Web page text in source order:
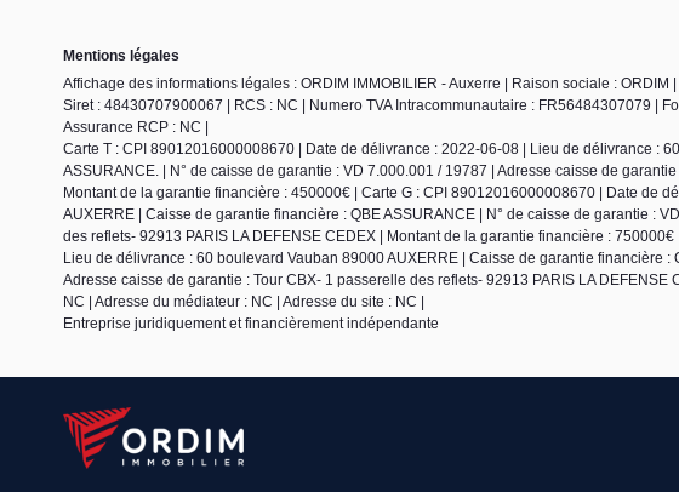
Mentions légales
Affichage des informations légales : ORDIM IMMOBILIER - Auxerre | Raison sociale :
Siret : 48430707900067 | RCS : NC | Numero TVA Intracommunautaire : FR56484307079 |
Assurance RCP : NC |
Carte T : CPI 89012016000008670 | Date de délivrance : 2022-06-08 | Lieu de délivrance :
ASSURANCE. | N° de caisse de garantie : VD 7.000.001 / 19787 | Adresse caisse de
Montant de la garantie financière : 450000€ | Carte G : CPI 89012016000008670 | Date de
AUXERRE | Caisse de garantie financière : QBE ASSURANCE | N° de caisse de garantie :
des reflets- 92913 PARIS LA DEFENSE CEDEX | Montant de la garantie financière :
Lieu de délivrance : 60 boulevard Vauban 89000 AUXERRE | Caisse de garantie financière
Adresse caisse de garantie : Tour CBX- 1 passerelle des reflets- 92913 PARIS LA
NC | Adresse du médiateur : NC | Adresse du site : NC |
Entreprise juridiquement et financièrement indépendante